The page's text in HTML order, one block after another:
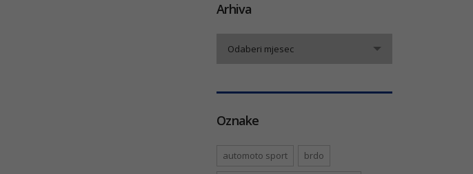
Arhiva
Odaberi mjesec
Oznake
automoto sport brdo